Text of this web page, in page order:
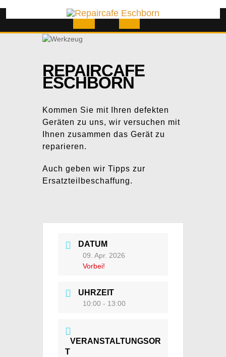
Button
REPAIRCAFE
ESCHBORN
Kommen Sie mit Ihren defekten
Geräten zu uns, wir versuchen mit
Ihnen zusammen das Gerät zu
reparieren.
Auch geben wir Tipps zur
Ersatzteilbeschaffung.
DATUM
09. Apr. 2026
Vorbei!
UHRZEIT
10:00 - 13:00
VERANSTALTUNGSOR
T